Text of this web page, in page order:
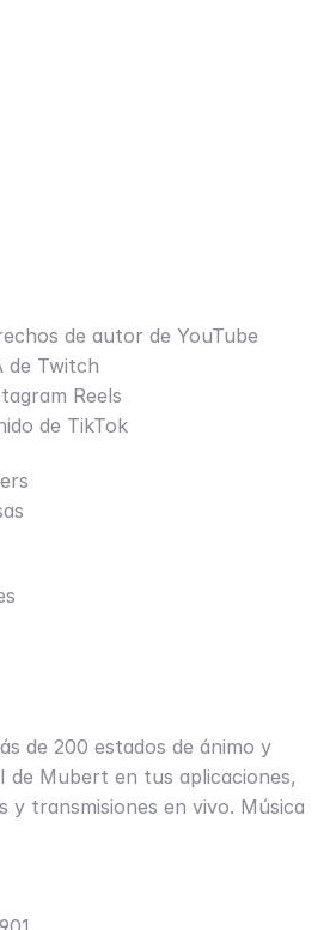
de autor de YouTube
de Twitch
Reels
de TikTok
de 200 estados de ánimo y
de Mubert en tus aplicaciones,
y transmisiones en vivo. Música